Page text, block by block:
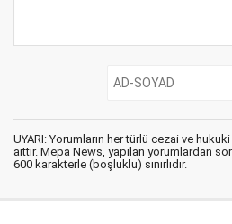
UYARI: Yorumların her türlü cezai ve
aittir. Mepa News, yapılan yorumlardan
600 karakterle (boşluklu) sınırlıdır.